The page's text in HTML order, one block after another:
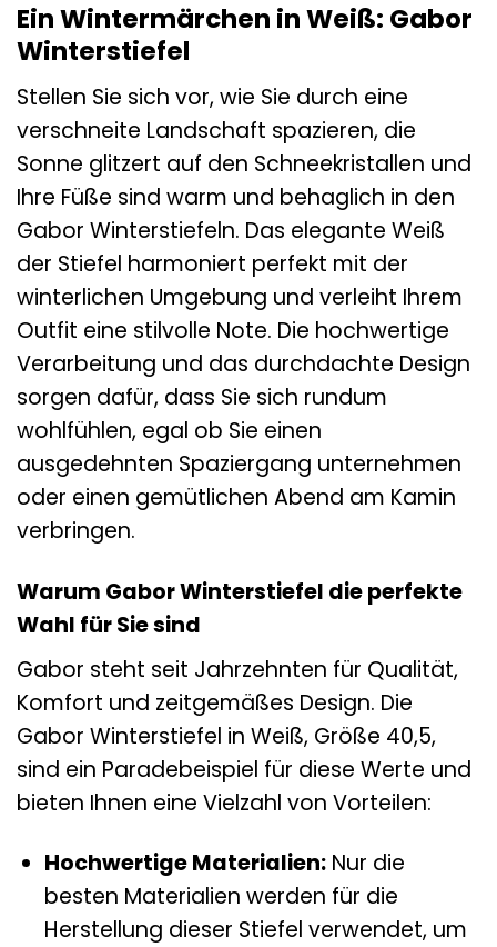
Ein Wintermärchen in Weiß: Gabor
Winterstiefel
Stellen Sie sich vor, wie Sie durch eine
verschneite Landschaft spazieren, die
Sonne glitzert auf den Schneekristallen und
Ihre Füße sind warm und behaglich in den
Gabor Winterstiefeln. Das elegante Weiß
der Stiefel harmoniert perfekt mit der
winterlichen Umgebung und verleiht Ihrem
Outfit eine stilvolle Note. Die hochwertige
Verarbeitung und das durchdachte Design
sorgen dafür, dass Sie sich rundum
wohlfühlen, egal ob Sie einen
ausgedehnten Spaziergang unternehmen
oder einen gemütlichen Abend am Kamin
verbringen.
Warum Gabor Winterstiefel die perfekte
Wahl für Sie sind
Gabor steht seit Jahrzehnten für Qualität,
Komfort und zeitgemäßes Design. Die
Gabor Winterstiefel in Weiß, Größe 40,5,
sind ein Paradebeispiel für diese Werte und
bieten Ihnen eine Vielzahl von Vorteilen:
Hochwertige Materialien:Nur die
besten Materialien werden für die
Herstellung dieser Stiefel verwendet, um